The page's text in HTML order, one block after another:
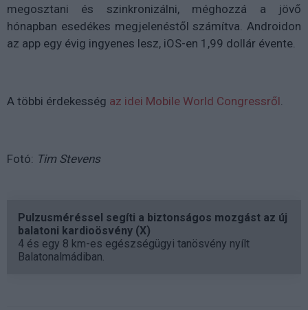
megosztani és szinkronizálni, méghozzá a jövő
hónapban esedékes megjelenéstől számítva. Androidon
az app egy évig ingyenes lesz, iOS-en 1,99 dollár évente.
A többi érdekesség az idei Mobile World Congressről.
Fotó: Tim Stevens
Pulzusméréssel segíti a biztonságos mozgást az új
balatoni kardioösvény (X)
4 és egy 8 km-es egészségügyi tanösvény nyílt
Balatonalmádiban.